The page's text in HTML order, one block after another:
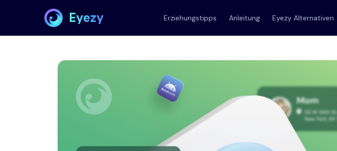
Eyezy Erziehungstipps Anleitung Eyezy Alternativen